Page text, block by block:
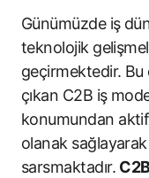
Günümüzde iş
teknolojik
geçirmektedir.
çıkan C2B iş
konumundan aktif
olanak
sarsmaktadır.